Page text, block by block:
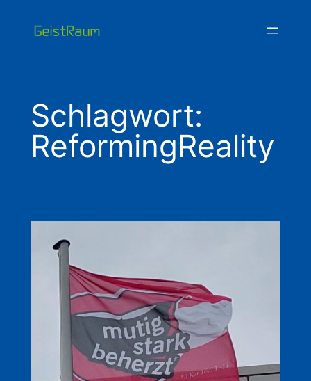
Inhalt
Schlagwort:
ReformingReality